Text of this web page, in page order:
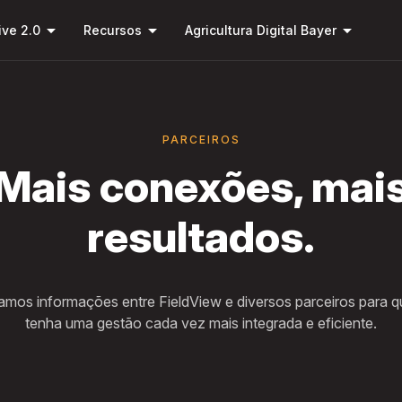
para o
2.0 arrow_drop_down Recursos arrow_drop_down Agricultura Digital Bayerarrow_drop_down
PARCEIROS
conexões,
resultados.
informações entre FieldView e diversos parceiros para
tenha uma gestão cada vez mais integrada e eficiente.